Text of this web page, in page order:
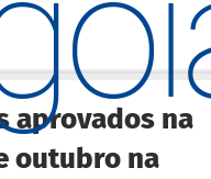
aprovados na
outubro na